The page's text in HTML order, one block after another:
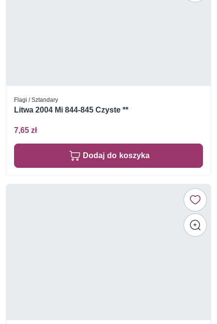
Flagi / Sztandary
Litwa 2004 Mi 844-845 Czyste **
7,65 zł
Dodaj do koszyka